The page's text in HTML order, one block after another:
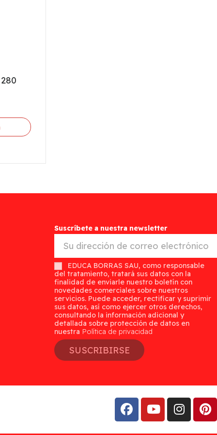
Suscríbete a nuestra newsletter
EDUCA BORRAS SAU, como responsable
del tratamiento, tratará sus datos con la
finalidad de enviarle nuestro boletín con
novedades comerciales sobre nuestros
servicios. Puede acceder, rectificar y suprimir
sus datos, así como ejercer otros derechos,
consultando la información adicional y
detallada sobre protección de datos en
nuestra Política de privacidad
SUSCRIBIRSE